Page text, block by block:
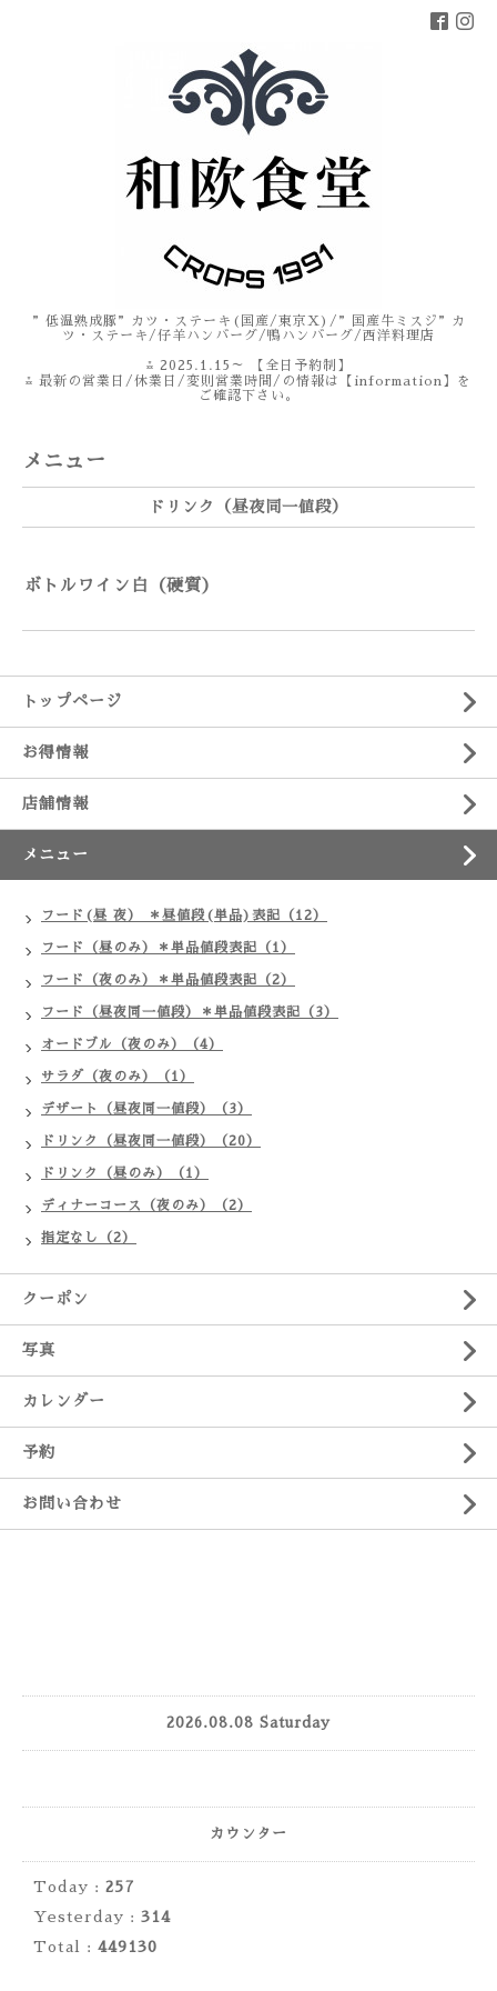
”低温熟成豚”カツ・ステーキ(国産/東京X)/”国産牛ミスジ”カ
ツ・ステーキ/仔羊ハンバーグ/鴨ハンバーグ/西洋料理店
⁂ 2025.1.15～ 【全日予約制】
⁂ 最新の営業日/休業日/変則営業時間/の情報は【information】を
ご確認下さい。
メニュー
ドリンク（昼夜同一値段）
ボトルワイン白（硬質）
トップページ
お得情報
店舗情報
メニュー
フード(昼 夜） ＊昼値段(単品)表記（12）
フード（昼のみ）＊単品値段表記（1）
フード（夜のみ）＊単品値段表記（2）
フード（昼夜同一値段）＊単品値段表記（3）
オードブル（夜のみ）（4）
サラダ（夜のみ）（1）
デザート（昼夜同一値段）（3）
ドリンク（昼夜同一値段）（20）
ドリンク（昼のみ）（1）
ディナーコース（夜のみ）（2）
指定なし（2）
クーポン
写真
カレンダー
予約
お問い合わせ
2026.08.08 Saturday
カウンター
Today : 257
Yesterday : 314
Total : 449130